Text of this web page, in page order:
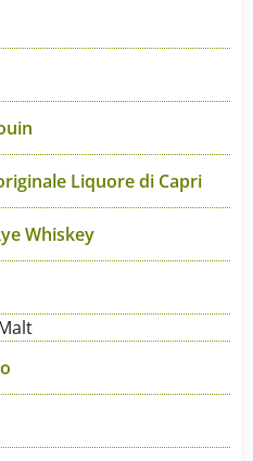
Liquore di Capri
Whiskey